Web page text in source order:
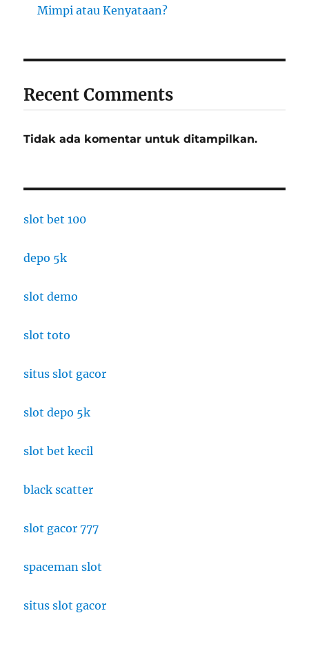
Mimpi atau Kenyataan?
Recent Comments
Tidak ada komentar untuk ditampilkan.
slot bet 100
depo 5k
slot demo
slot toto
situs slot gacor
slot depo 5k
slot bet kecil
black scatter
slot gacor 777
spaceman slot
situs slot gacor